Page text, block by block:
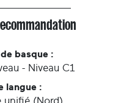
basque :
- Niveau C1
langue :
unifié (Nord)